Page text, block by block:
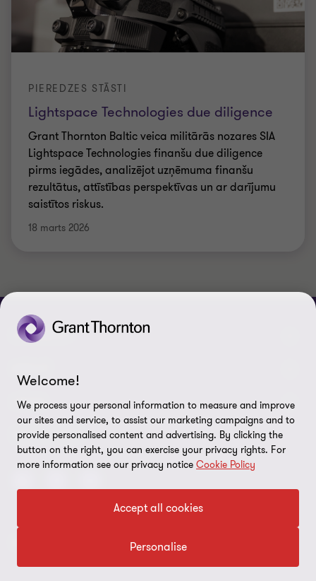
Lightspace Technologies due diligence
PIEREDZES STĀSTI
Grant Thornton Baltic veica militārās nozares SIA
Lightspace Technologies finanšu due diligence
pirms iegādes, analizējot uzņēmuma finanšu
rezultātus, attīstības perspektīvas un ar darījumu
saistītos riskus.
18 marts 2026
CONNECT
Sazinieties ar mums
Grant Thornton Baltic Lietuvā
Grant Thornton Baltic Igaunijā
Par mums
Atklātības ziņojumi
Digitālo prasmju attīstība
LEGAL
Privātuma politika
Likumība
CV Pretendentu apstrādes politika
SEKO MUMS
© 2026 Grant Thornton Baltic SIA – Visas tiesības ir aizsargātas
Welcome!
We process your personal information to measure and improve
our sites and service, to assist our marketing campaigns and to
provide personalised content and advertising. By clicking the
button on the right, you can exercise your privacy rights. For
more information see our privacy notice Cookie Policy
Accept all cookies
Personalise